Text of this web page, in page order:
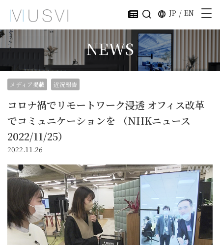
JP / EN
NEWS
メディア掲載 近況報告
コロナ禍でリモートワーク浸透 オフィス改革
でコミュニケーションを （NHKニュース
2022/11/25）
2022.11.26